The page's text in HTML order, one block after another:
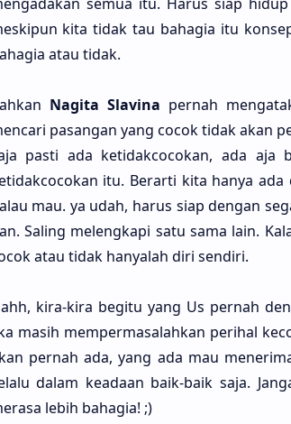
kita tidak tau baha­gia itu
atau tidak.
Nagi­ta Slavi­na per­nah
pasa­ngan yang cocok tidak akan
pasti ada ketidakcoco­kan, ada aja
itu. Berar­ti kita hanya
mau. ya udah, harus siap dengan
Saling melengka­pi satu sama lain.
atau tidak hanya­lah diri sendi­ri.
kira-kira begi­tu yang Us per­nah
masih mempermasalah­kan peri­hal
per­nah ada, yang ada mau
dalam keada­an baik-baik saja.
lebih baha­gia! ;)